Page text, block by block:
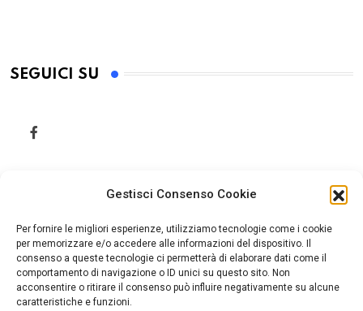
Gestisci Consenso Cookie
Per fornire le migliori esperienze, utilizziamo tecnologie come i cookie
per memorizzare e/o accedere alle informazioni del dispositivo. Il
consenso a queste tecnologie ci permetterà di elaborare dati come il
comportamento di navigazione o ID unici su questo sito. Non
acconsentire o ritirare il consenso può influire negativamente su alcune
caratteristiche e funzioni.
SEGUICI SU